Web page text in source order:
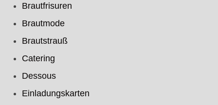
Brautfrisuren
Brautmode
Brautstrauß
Catering
Dessous
Einladungskarten